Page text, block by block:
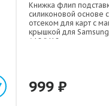
Книжка флип
силиконовой основе с
отсеком для карт с
крышкой для
A12/M12
999 ₽